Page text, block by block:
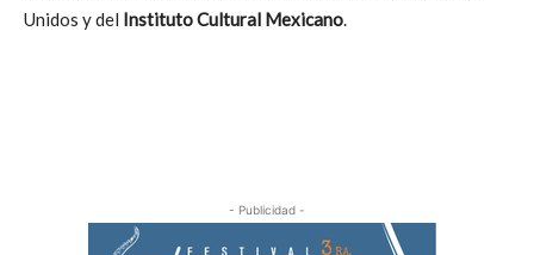
Unidos y del Instituto Cultural Mexicano.
- Publicidad -